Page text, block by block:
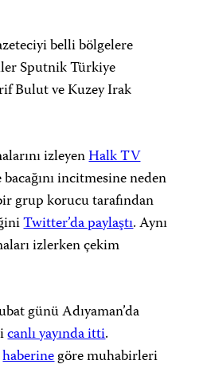
belli bölgelere
Sputnik Türkiye
Bulut ve Kuzey Irak
izleyenHalk TV
incitmesine neden
grup korucu tarafından
Twitter’da paylaştı. Aynı
izlerken çekim
günü Adıyaman’da
canlı yayında itti.
haberinegöre muhabirleri